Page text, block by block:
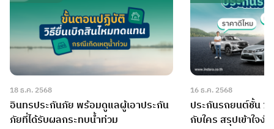
18 ธ.ค. 2568
อินทรประกันภัย พร้อมดูแลผู้เอาประกัน
ภัยที่ได้รับผลกระทบน้ำท่วม
16 ธ.ค. 2568
ประกันรถยนต์ชั้น 1
กับใคร สรุปเข้าใจง่